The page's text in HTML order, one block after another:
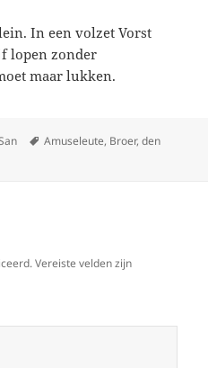
In een volzet Vorst
lopen zonder
maar lukken.
Tags
Amuseleute, Broer,den
Vereiste velden zijn